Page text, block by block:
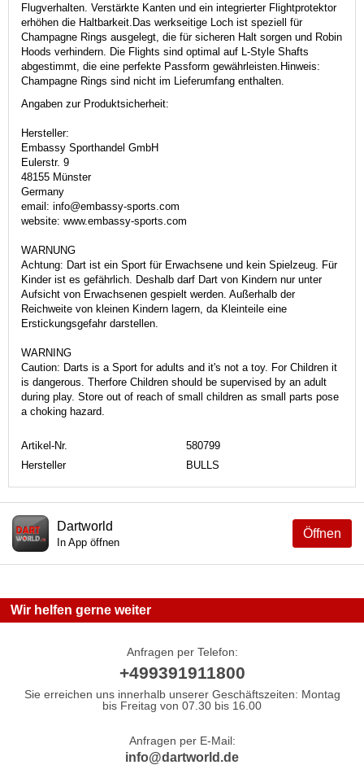
Flugverhalten. Verstärkte Kanten und ein integrierter Flightprotektor
erhöhen die Haltbarkeit.Das werkseitige Loch ist speziell für
Champagne Rings ausgelegt, die für sicheren Halt sorgen und Robin
Hoods verhindern. Die Flights sind optimal auf L-Style Shafts
abgestimmt, die eine perfekte Passform gewährleisten.Hinweis:
Champagne Rings sind nicht im Lieferumfang enthalten.
Angaben zur Produktsicherheit:
Hersteller:
Embassy Sporthandel GmbH
Eulerstr. 9
48155 Münster
Germany
email: info@embassy-sports.com
website: www.embassy-sports.com
WARNUNG
Achtung: Dart ist ein Sport für Erwachsene und kein Spielzeug. Für
Kinder ist es gefährlich. Deshalb darf Dart von Kindern nur unter
Aufsicht von Erwachsenen gespielt werden. Außerhalb der
Reichweite von kleinen Kindern lagern, da Kleinteile eine
Erstickungsgefahr darstellen.
WARNING
Caution: Darts is a Sport for adults and it's not a toy. For Children it
is dangerous. Therfore Children should be supervised by an adult
during play. Store out of reach of small children as small parts pose
a choking hazard.
Artikel-Nr.
580799
Hersteller
BULLS
Öffnen
Dartworld
In App öffnen
Wir helfen gerne weiter
Anfragen per Telefon:
+499391911800
Sie erreichen uns innerhalb unserer Geschäftszeiten: Montag
bis Freitag von 07.30 bis 16.00
Anfragen per E-Mail:
info@dartworld.de